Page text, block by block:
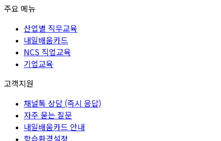
주요 메뉴
산업별 직무교육
내일배움카드
NCS 직업교육
기업교육
고객지원
채널톡 상담 (즉시 응답)
자주 묻는 질문
내일배움카드 안내
학습환경설정